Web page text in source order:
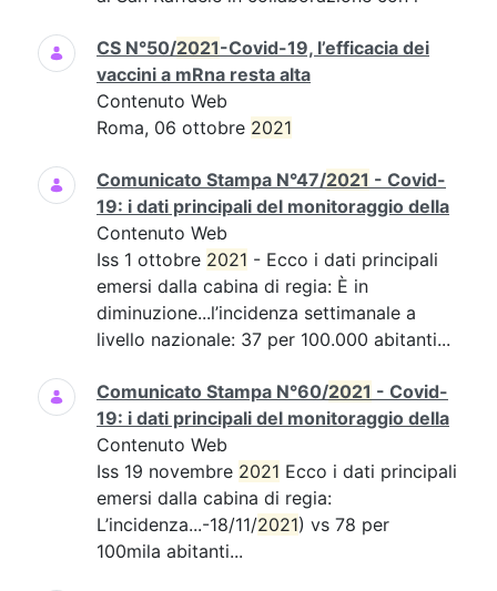
CS N°50/2021-Covid-19, l’efficacia dei
vaccini a mRna resta alta
Contenuto Web
Roma, 06 ottobre 2021
Comunicato Stampa N°47/2021 - Covid-
19: i dati principali del monitoraggio della
Contenuto Web
Iss 1 ottobre 2021 - Ecco i dati principali
emersi dalla cabina di regia: È in
diminuzione...l’incidenza settimanale a
livello nazionale: 37 per 100.000 abitanti...
Comunicato Stampa N°60/2021 - Covid-
19: i dati principali del monitoraggio della
Contenuto Web
Iss 19 novembre 2021 Ecco i dati principali
emersi dalla cabina di regia:
L’incidenza...-18/11/2021) vs 78 per
100mila abitanti...